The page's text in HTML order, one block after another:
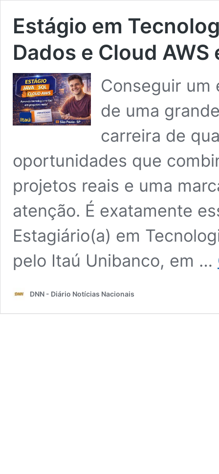
Estágio em
Dados e Cloud
Conseguir um
de uma
carreira de
oportunidades que
projetos reais e uma
atenção. É exatamente
Estagiário(a) em
pelo Itaú Unibanco, em …
DNN - Diário Notícias Nacionais